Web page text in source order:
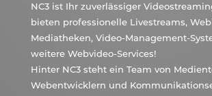
NC3 ist Ihr zuverlässiger
bieten professionelle Livestreams,
Mediatheken, Video-Management-
weitere Webvideo-Services!
Hinter NC3 steht ein Team von
Webentwicklern und